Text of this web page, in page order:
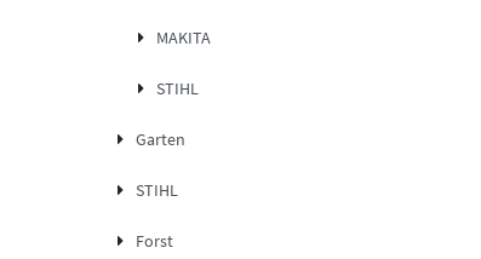
MAKITA
STIHL
Garten
STIHL
Forst